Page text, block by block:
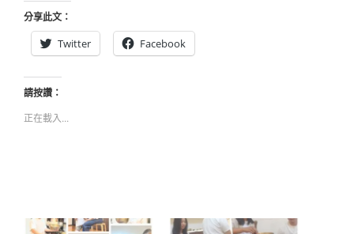
分享此文：
Twitter
Facebook
請按讚：
正在載入...